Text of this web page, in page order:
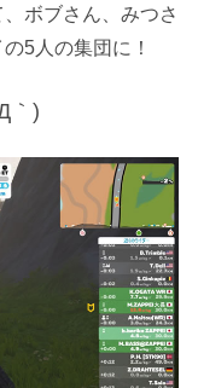
、ボブさん、みつさ
5人の集団に！
｀)